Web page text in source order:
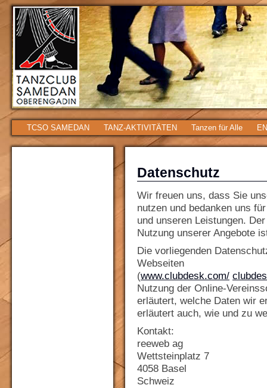
TCSO SAMEDAN TANZ-AKTIVITÄTEN Tanzen für Alle
Datenschutz
Wir freuen uns, dass Sie
nutzen und bedanken uns
und unseren Leistungen.
Nutzung unserer Angebote
Die vorliegenden
Webseiten
(www.clubdesk.com/
Nutzung der Online-
erläutert, welche Daten wir
erläutert auch, wie und zu
Kontakt:
reeweb ag
Wettsteinplatz 7
4058 Basel
Schweiz